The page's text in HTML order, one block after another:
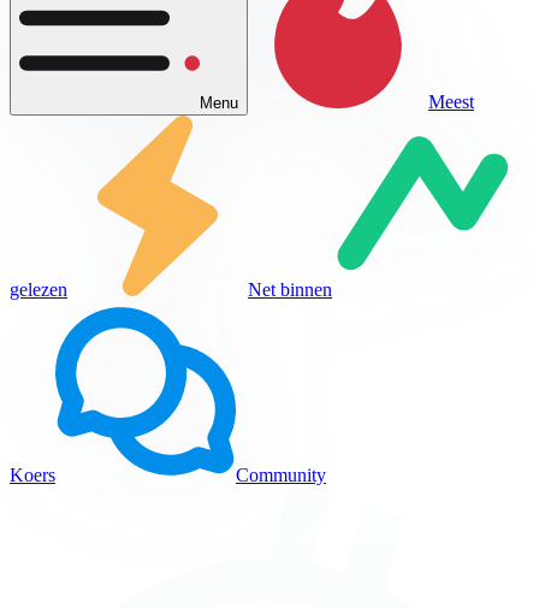
Menu Meest
gelezen Net binnen
Koers Community